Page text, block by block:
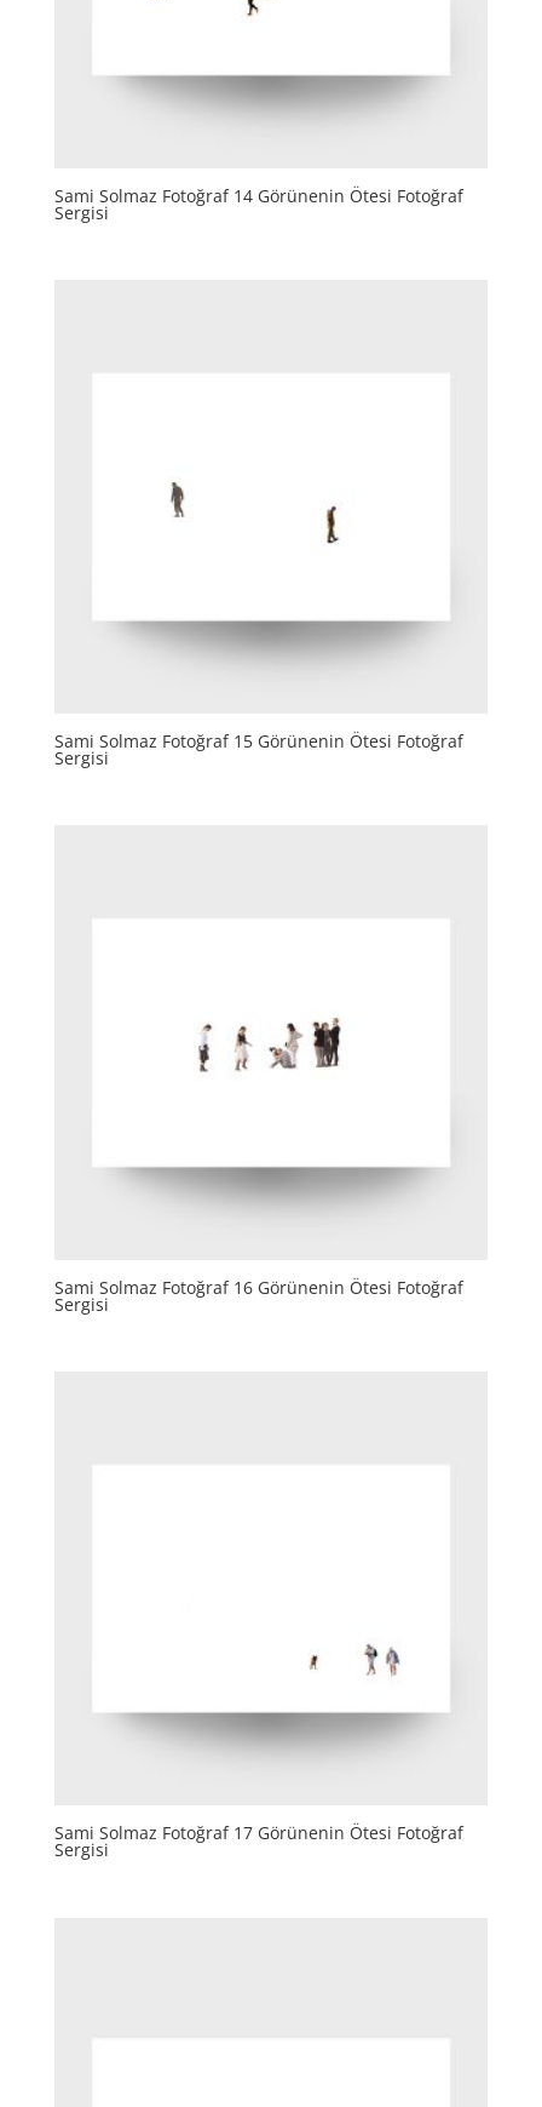
Sami Solmaz Fotoğraf 14 Görünenin Ötesi Fotoğraf
Sergisi
Sami Solmaz Fotoğraf 15 Görünenin Ötesi Fotoğraf
Sergisi
Sami Solmaz Fotoğraf 16 Görünenin Ötesi Fotoğraf
Sergisi
Sami Solmaz Fotoğraf 17 Görünenin Ötesi Fotoğraf
Sergisi